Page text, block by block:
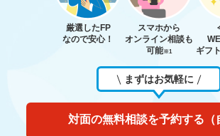
厳選したFP
なので安心！
スマホから
オンライン相談も
可能※1
ギフ
まずはお気軽に
対面の無料相談を予約する（